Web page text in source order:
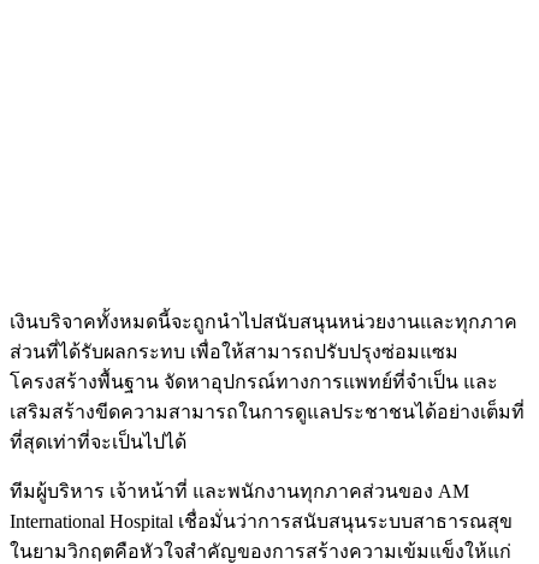
เงินบริจาคทั้งหมดนี้จะถูกนำไปสนับสนุนหน่วยงานและทุกภาค
ส่วนที่ได้รับผลกระทบ เพื่อให้สามารถปรับปรุงซ่อมแซม
โครงสร้างพื้นฐาน จัดหาอุปกรณ์ทางการแพทย์ที่จำเป็น และ
เสริมสร้างขีดความสามารถในการดูแลประชาชนได้อย่างเต็มที่
ที่สุดเท่าที่จะเป็นไปได้
ทีมผู้บริหาร เจ้าหน้าที่ และพนักงานทุกภาคส่วนของ AM
International Hospital เชื่อมั่นว่าการสนับสนุนระบบสาธารณสุข
ในยามวิกฤตคือหัวใจสำคัญของการสร้างความเข้มแข็งให้แก่